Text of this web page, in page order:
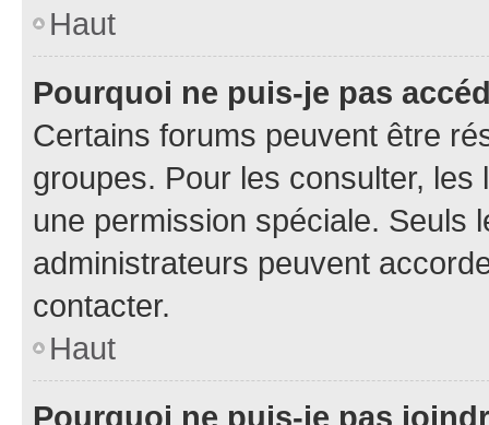
Haut
Pourquoi ne puis-je pas
Certains forums peuvent être
groupes. Pour les consulter,
une permission spéciale. Seuls
administrateurs peuvent
contacter.
Haut
Pourquoi ne puis-je pas